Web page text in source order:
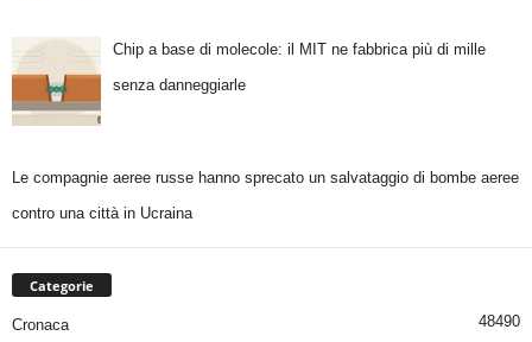
Chip a base di molecole: il MIT ne fabbrica più di mille
senza danneggiarle
Le compagnie aeree russe hanno sprecato un salvataggio di bombe aeree
contro una città in Ucraina
Categorie
Cronaca 48490